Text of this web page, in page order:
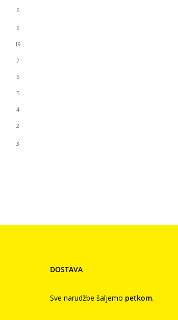
6
6
19
7
6
5
4
2
3
DOSTAVA
Sve narudžbe šaljemo petkom.